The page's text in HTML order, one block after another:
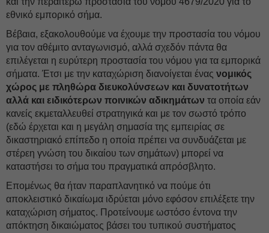
εθνικό εμπορικό σήμα.
Βέβαια, εξακολουθούμε να έχουμε την προστασία του νόμου
για τον αθέμιτο ανταγωνισμό, αλλά σχεδόν πάντα θα
επιλέγεται η ευρύτερη προστασία του νόμου για τα εμπορικά
σήματα. Έτσι με την καταχώριση διανοίγεται ένας νομικός
χώρος με πληθώρα διευκολύνσεων και δυνατοτήτων
αλλά και ειδικότερων ποινικών αδικημάτων τα οποία εάν
κανείς εκμεταλλευθεί στρατηγικά και με τον σωστό τρόπο
(εδώ έρχεται και η μεγάλη σημασία της εμπειρίας σε
δικαστηριακό επίπεδο η οποία πρέπει να συνδυάζεται με
στέρεη γνώση του δικαίου των σημάτων) μπορεί να
καταστήσει το σήμα του πραγματικά απρόσβλητο.
Επομένως θα ήταν παραπλανητικό να πούμε ότι
αποκλειστικό δικαίωμα ιδρύεται μόνο εφόσον επιλέξετε την
καταχώριση σήματος. Προτείνουμε ωστόσο έντονα την
απόκτηση δικαιώματος βάσει του τυπικού συστήματος